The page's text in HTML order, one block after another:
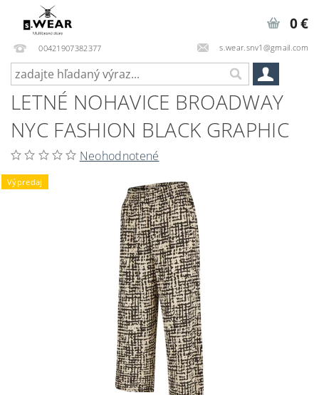
00421907382377 s.wear.snv1@gmail.com
0 €
LETNÉ NOHAVICE BROADWAY
NYC FASHION BLACK GRAPHIC
Neohodnotené
Výpredaj